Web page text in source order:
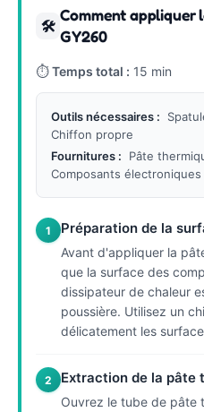
🛠
Comment appliquer
GY260
⏱Temps total : 15 min
Outils nécessaires :
Chiffon propre
Fournitures :
Pâte
Composants
1 Préparation de la
Avant d'appliquer la
que la surface des
dissipateur de chaleur
poussière. Utilisez un
délicatement les
2 Extraction de la pâte
Ouvrez le tube de pâte